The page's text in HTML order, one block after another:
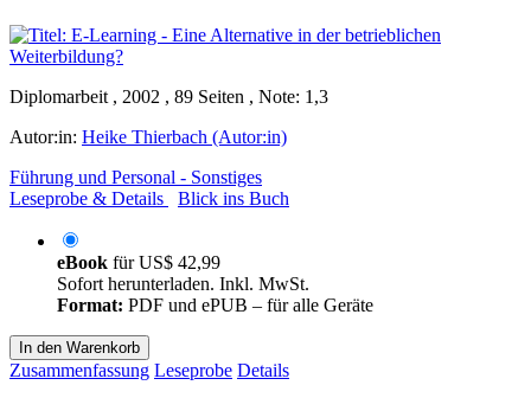
Diplomarbeit , 2002 , 89 Seiten , Note: 1,3
Autor:in: Heike Thierbach (Autor:in)
Führung und Personal - Sonstiges
Leseprobe & Details
Blick ins Buch
eBook fürUS$ 42,99
Sofort herunterladen. Inkl. MwSt.
Format: PDF und ePUB – für alle Geräte
In den Warenkorb
Zusammenfassung Leseprobe Details